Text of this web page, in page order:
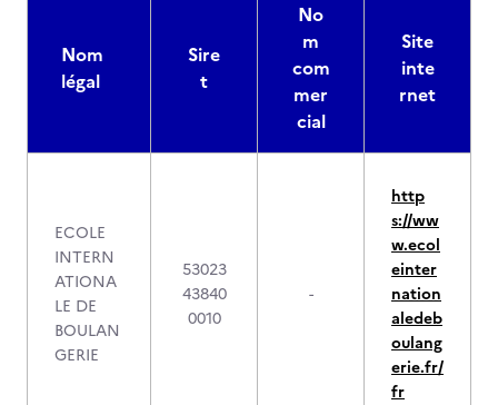
Nom
légal
Sire
t
No
m
com
mer
cial
Site
inte
rnet
ECOLE
INTERN
ATIONA
LE DE
BOULAN
GERIE
53023
43840
0010
-
http
s://ww
w.ecol
einter
nation
aledeb
oulang
erie.fr/
fr